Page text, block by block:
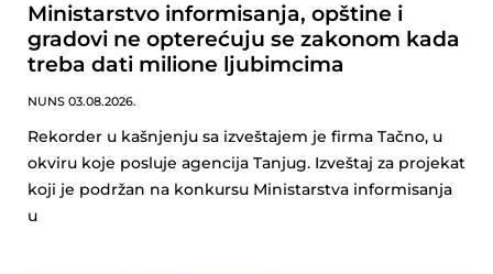
Ministarstvo informisanja, opštine i
gradovi ne opterećuju se zakonom kada
treba dati milione ljubimcima
NUNS 03.08.2026.
Rekorder u kašnjenju sa izveštajem je firma Tačno, u
okviru koje posluje agencija Tanjug. Izveštaj za projekat
koji je podržan na konkursu Ministarstva informisanja
u